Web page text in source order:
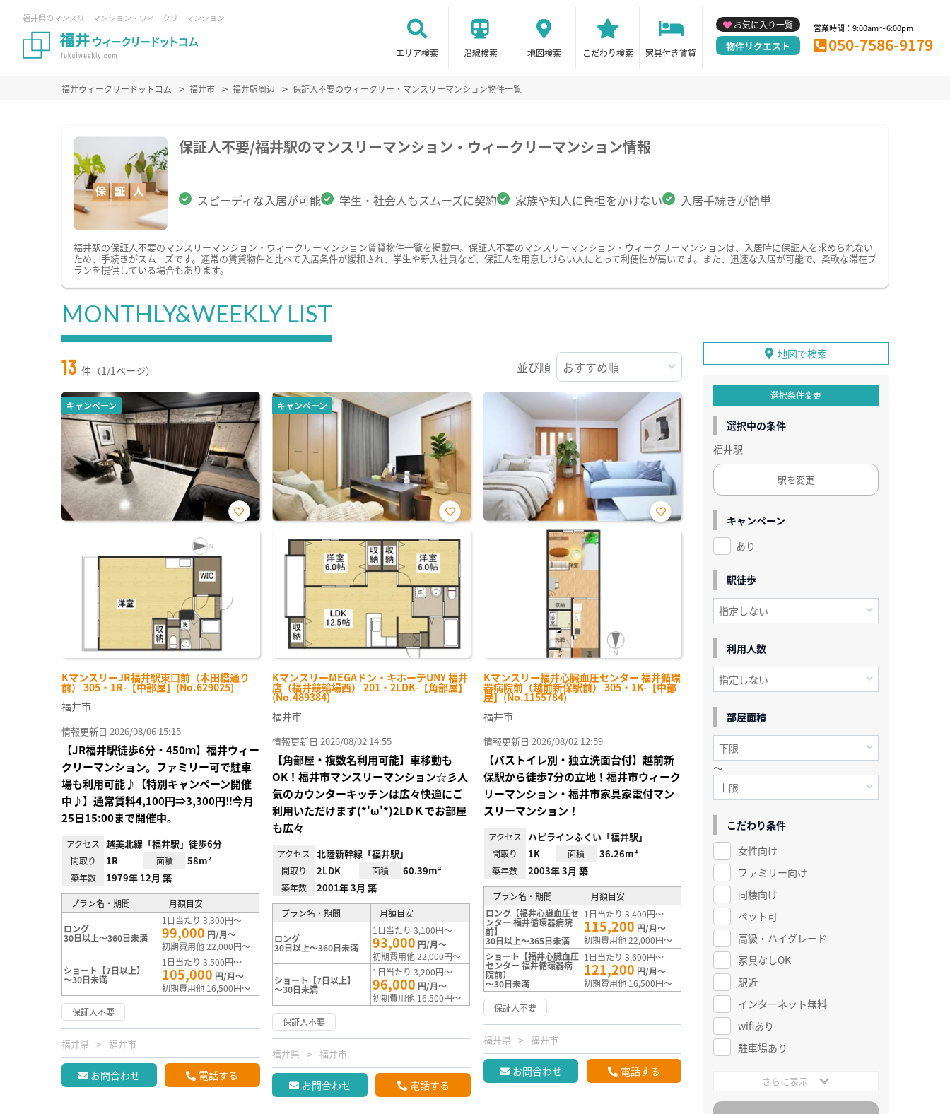
福井県のマンスリーマンション・ウィークリーマンション
エリア検索 沿線検索 地図検索 こだわり検索 家具付き賃貸
お気に入り一覧
物件リクエスト
営業時間：9:00am～6:00pm
050-7586-9179
福井ウィークリードットコム 福井市 福井駅周辺 保証人不要のウィークリー・マンスリーマンション物件一覧
保証人不要/福井駅のマンスリーマンション・ウィークリーマンション情報
スピーディな入居が可能 学生・社会人もスムーズに契約 家族や知人に負担をかけない 入居手続きが簡単
福井駅の保証人不要のマンスリーマンション・ウィークリーマンション賃貸物件一覧を掲載中。保証人不要のマンスリーマンション・ウィークリーマンションは、入居時に保証人を求められない
ため、手続きがスムーズです。通常の賃貸物件と比べて入居条件が緩和され、学生や新入社員など、保証人を用意しづらい人にとって利便性が高いです。また、迅速な入居が可能で、柔軟な滞在プ
ランを提供している場合もあります。
MONTHLY&WEEKLY LIST
13 件（1/1ページ） 並び順
キャンペーン
KマンスリーJR福井駅東口前（木田橋通り
前） 305・1R-【中部屋】(No.629025)
お気
福井市
情報更新日 2026/08/06 15:15
【JR福井駅徒歩6分・450ｍ】福井ウィー
クリーマンション。ファミリー可で駐車
場も利用可能♪【特別キャンペーン開催
中♪】通常賃料4,100円⇒3,300円‼今月
25日15:00まで開催中。
アクセス 越美北線「福井駅」徒歩6分
間取り 1R 面積 58m²
築年数 1979年 12月 築
プラン名・期間 月額目安
ロング
30日以上～360日未満
1日当たり 3,300円～
99,000 円/月～
初期費用他 22,000円～
ショート【7日以上】
～30日未満
1日当たり 3,500円～
105,000 円/月～
初期費用他 16,500円～
保証人不要
福井県 福井市
お問合わせ 電話する
キャンペーン
KマンスリーMEGAドン・キホーテUNY 福井
店（福井競輪場西） 201・2LDK-【角部屋】
(No.489384)
お気
に入
り登
録
福井市
情報更新日 2026/08/02 14:55
【角部屋・複数名利用可能】車移動も
OK！福井市マンスリーマンション☆彡人
気のカウンターキッチンは広々快適にご
利用いただけます(*'ω'*)2LDＫでお部屋
も広々
アクセス 北陸新幹線「福井駅」
間取り 2LDK 面積 60.39m²
築年数 2001年 3月 築
プラン名・期間 月額目安
ロング
30日以上～360日未満
1日当たり 3,100円～
93,000 円/月～
初期費用他 22,000円～
ショート【7日以上】
～30日未満
1日当たり 3,200円～
96,000 円/月～
初期費用他 16,500円～
保証人不要
福井県 福井市
お問合わせ 電話する
Kマンスリー福井心臓血圧センター 福井循環
器病院前（越前新保駅前） 305・1K-【中部
屋】(No.1155784)
お気
福井市
情報更新日 2026/08/02 12:59
【バストイレ別・独立洗面台付】越前新
保駅から徒歩7分の立地！福井市ウィーク
リーマンション・福井市家具家電付マン
スリーマンション！
アクセス ハピラインふくい「福井駅」
間取り 1K 面積 36.26m²
築年数 2003年 3月 築
プラン名・期間
月額目安
ロング【福井心臓血圧セ
ンター 福井循環器病院
前】
30日以上～365日未満
1日当たり 3,400円～
115,200 円/月～
初期費用他 22,000円～
ショート【福井心臓血圧
センター 福井循環器病
院前】
～30日未満
1日当たり 3,600円～
121,200 円/月～
初期費用他 16,500円～
保証人不要
福井県 福井市
お問合わせ 電話する
地図で検索
選択条件変更
選択中の条件
福井駅
駅を変更
キャンペーン
あり
駅徒歩
利用人数
部屋面積
～
こだわり条件
女性向け
ファミリー向け
同棲向け
ペット可
高級・ハイグレード
家具なしOK
駅近
インターネット無料
wifiあり
駐車場あり
さらに表示